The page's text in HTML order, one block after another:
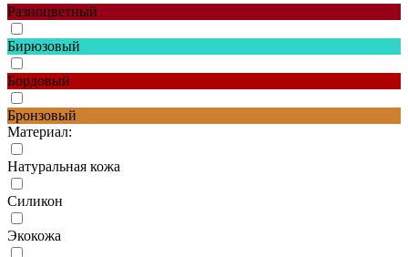
Разноцветный
Бирюзовый
Бордовый
Бронзовый
Материал:
Натуральная кожа
Силикон
Экокожа